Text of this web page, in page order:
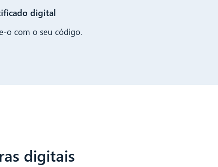
digital
o com o seu código.
digitais